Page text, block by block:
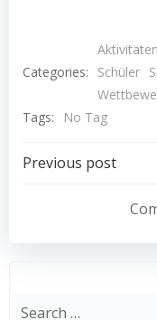
Categories:
Aktivitäten
Schüler
Tags:
No Tag
Post
Previous post
Search